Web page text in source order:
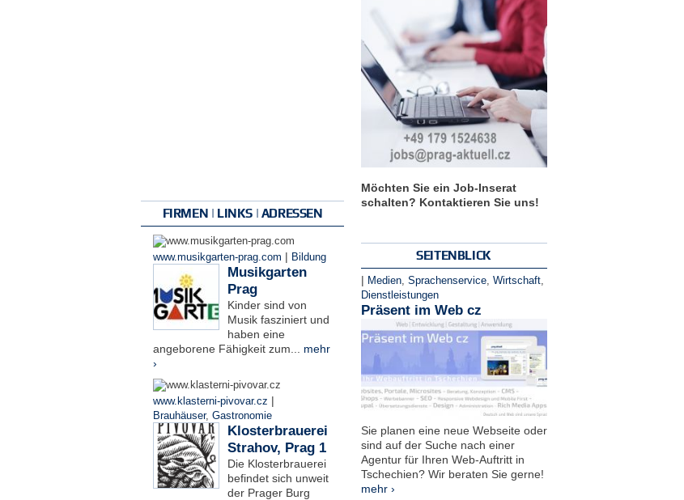
FIRMEN | LINKS | ADRESSEN
www.musikgarten-prag.com | Bildung
Musikgarten
Prag
Kinder sind von
Musik fasziniert und
haben eine
angeborene Fähigkeit zum... mehr
›
www.klasterni-pivovar.cz |
Brauhäuser, Gastronomie
Klosterbrauerei
Strahov, Prag 1
Die Klosterbrauerei
befindet sich unweit
der Prager Burg
Möchten Sie ein Job-Inserat
schalten? Kontaktieren Sie uns!
SEITENBLICK
| Medien, Sprachenservice, Wirtschaft,
Dienstleistungen
Präsent im Web cz
Sie planen eine neue Webseite oder
sind auf der Suche nach einer
Agentur für Ihren Web-Auftritt in
Tschechien? Wir beraten Sie gerne!
mehr ›